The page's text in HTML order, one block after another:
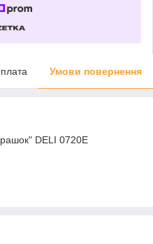
Умови повернення
DELI 0720E